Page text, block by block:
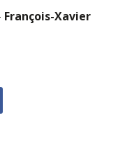
François-Xavier